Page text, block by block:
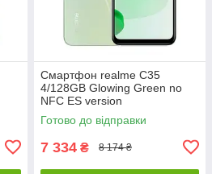
Смартфон realme C35
4/128GB Glowing Green no
NFC ES version
Готово до відправки
7 334 ₴ 8 174 ₴